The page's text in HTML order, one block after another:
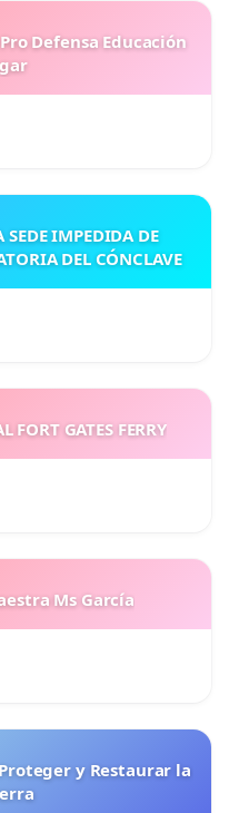
Defensa Educación
IMPEDIDA DE
DEL CÓNCLAVE
FORT GATES FERRY
Ms García
y Restaurar la